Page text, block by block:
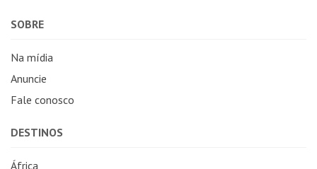
SOBRE
Na mídia
Anuncie
Fale conosco
DESTINOS
África